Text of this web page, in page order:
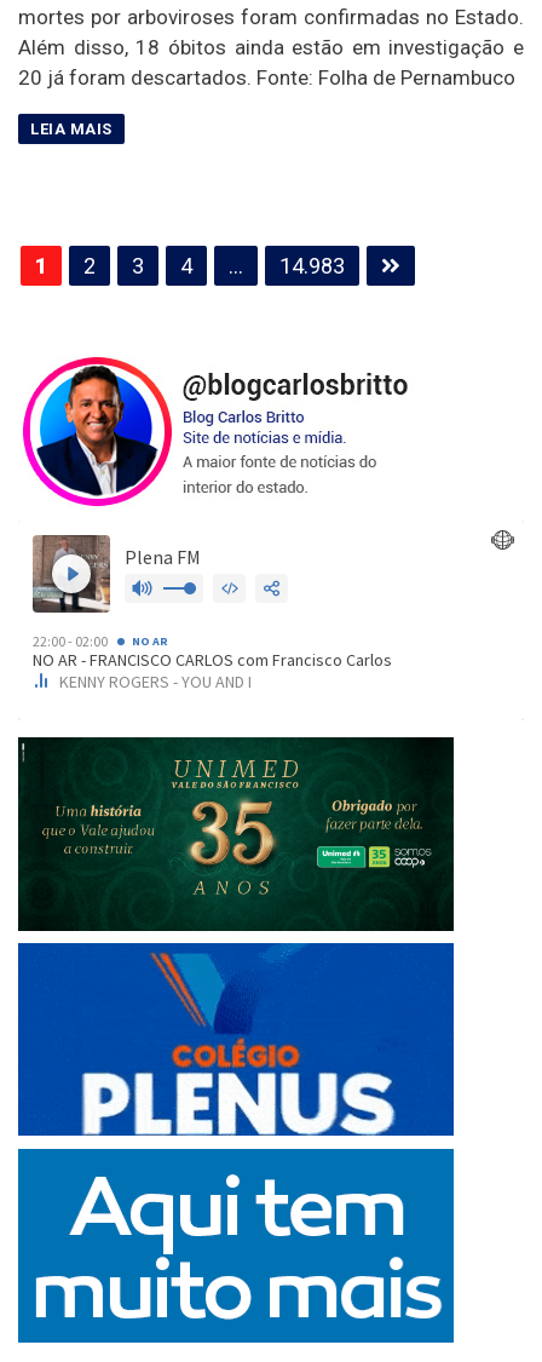
mortes por arboviroses foram confirmadas no Estado.
Além disso, 18 óbitos ainda estão em investigação e
20 já foram descartados. Fonte: Folha de Pernambuco
Paginação
de
1 2 3 4 … 14.983